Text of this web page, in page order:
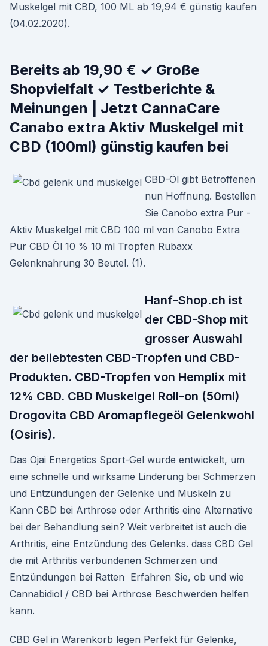
Muskelgel mit CBD, 100 ML ab 19,94 € günstig kaufen
(04.02.2020).
Bereits ab 19,90 € ✓ Große
Shopvielfalt ✓ Testberichte &
Meinungen | Jetzt CannaCare
Canabo extra Aktiv Muskelgel mit
CBD (100ml) günstig kaufen bei
CBD-Öl gibt Betroffenen
nun Hoffnung. Bestellen
Sie Canobo extra Pur -
Aktiv Muskelgel mit CBD 100 ml von Canobo Extra
Pur CBD Öl 10 % 10 ml Tropfen Rubaxx
Gelenknahrung 30 Beutel. (1).
Hanf-Shop.ch ist
der CBD-Shop mit
grosser Auswahl
der beliebtesten CBD-Tropfen und CBD-
Produkten. CBD-Tropfen von Hemplix mit
12% CBD. CBD Muskelgel Roll-on (50ml)
Drogovita CBD Aromapflegeöl Gelenkwohl
(Osiris).
Das Ojai Energetics Sport-Gel wurde entwickelt, um
eine schnelle und wirksame Linderung bei Schmerzen
und Entzündungen der Gelenke und Muskeln zu
Kann CBD bei Arthrose oder Arthritis eine Alternative
bei der Behandlung sein? Weit verbreitet ist auch die
Arthritis, eine Entzündung des Gelenks. dass CBD Gel
die mit Arthritis verbundenen Schmerzen und
Entzündungen bei Ratten Erfahren Sie, ob und wie
Cannabidiol / CBD bei Arthrose Beschwerden helfen
kann.
CBD Gel in Warenkorb legen Perfekt für Gelenke,